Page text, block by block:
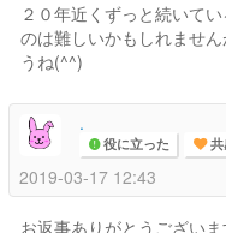
２０年近くずっと続いて
のは難しいかもしれませ
うね(^^)
.
役に立った 共
2019-03-17 12:43
お返事ありがとうございま